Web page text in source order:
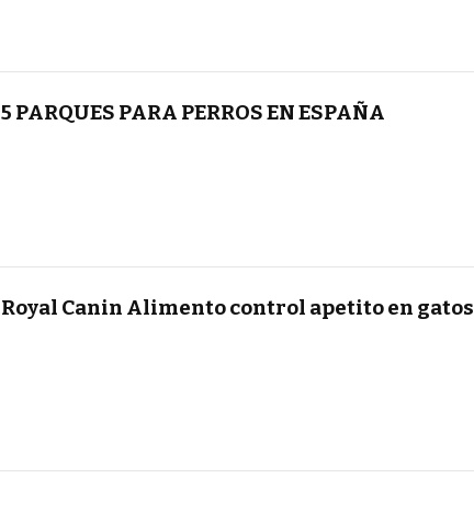
5 PARQUES PARA PERROS EN ESPAÑA
Royal Canin Alimento control apetito en gatos